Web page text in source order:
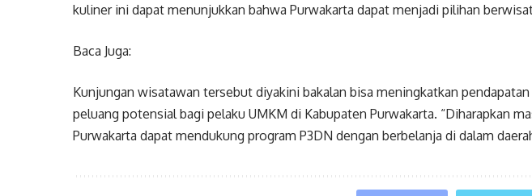
kuliner ini dapat menunjukkan bahwa Purwakarta dapat menjadi pilihan
Baca Juga:
Kunjungan wisatawan tersebut diyakini bakalan bisa meningkatkan
peluang potensial bagi pelaku UMKM di Kabupaten Purwakarta. “Diharapkan
Purwakarta dapat mendukung program P3DN dengan berbelanja di dalam